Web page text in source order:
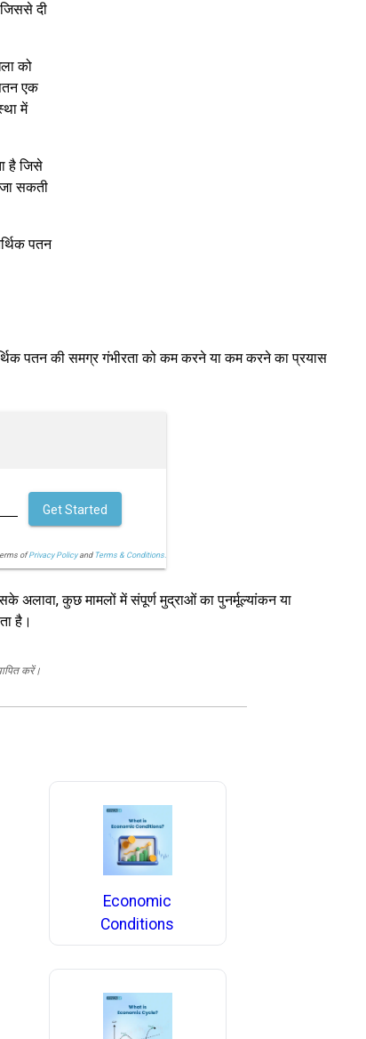
दी
को
एक
में
है जिसे
जा सकती
पतन
पतन की समग्र गंभीरता को कम करने या कम करने का प्रयास
ofPrivacy Policyand Terms & Conditions.
Get Started
अलावा, कुछ मामलों में संपूर्ण मुद्राओं का पुनर्मूल्यांकन या
है।
करें।
Economic
Conditions